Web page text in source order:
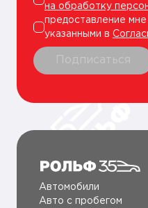
на обработку
предоставление
указанными в
Подписаться
Автомобили
Авто c пробегом